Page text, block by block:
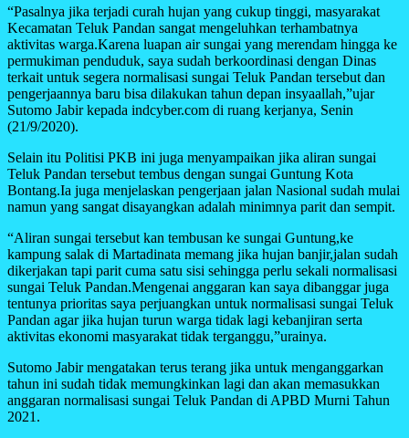
“Pasalnya jika terjadi curah hujan yang cukup tinggi, masyarakat
Kecamatan Teluk Pandan sangat mengeluhkan terhambatnya
aktivitas warga.Karena luapan air sungai yang merendam hingga ke
permukiman penduduk, saya sudah berkoordinasi dengan Dinas
terkait untuk segera normalisasi sungai Teluk Pandan tersebut dan
pengerjaannya baru bisa dilakukan tahun depan insyaallah,”ujar
Sutomo Jabir kepada indcyber.com di ruang kerjanya, Senin
(21/9/2020).
Selain itu Politisi PKB ini juga menyampaikan jika aliran sungai
Teluk Pandan tersebut tembus dengan sungai Guntung Kota
Bontang.Ia juga menjelaskan pengerjaan jalan Nasional sudah mulai
namun yang sangat disayangkan adalah minimnya parit dan sempit.
“Aliran sungai tersebut kan tembusan ke sungai Guntung,ke
kampung salak di Martadinata memang jika hujan banjir,jalan sudah
dikerjakan tapi parit cuma satu sisi sehingga perlu sekali normalisasi
sungai Teluk Pandan.Mengenai anggaran kan saya dibanggar juga
tentunya prioritas saya perjuangkan untuk normalisasi sungai Teluk
Pandan agar jika hujan turun warga tidak lagi kebanjiran serta
aktivitas ekonomi masyarakat tidak terganggu,”urainya.
Sutomo Jabir mengatakan terus terang jika untuk menganggarkan
tahun ini sudah tidak memungkinkan lagi dan akan memasukkan
anggaran normalisasi sungai Teluk Pandan di APBD Murni Tahun
2021.